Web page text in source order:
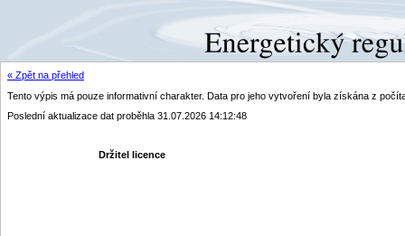
« Zpět na přehled
Tento výpis má pouze informativní charakter. Data pro jeho vytvoření byla získána z
Poslední aktualizace dat proběhla 31.07.2026 14:12:48
Držitel licence